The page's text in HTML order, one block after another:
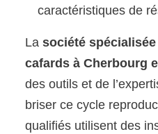
caractéristiques de
Lasociété
cafards à Cherbourg
des outils et de
briser ce cycle
qualifiés utilisent des